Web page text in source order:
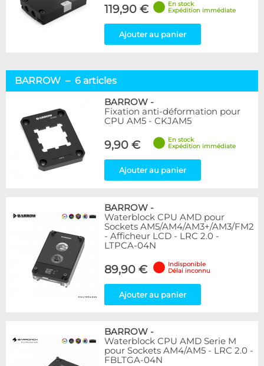
119,90 €
En stock
Expédition immédiate
Ajouter au panier
BARROW – 6 articles
BARROW -
Fixation anti-déformation pour
CPU AM5 - CKJAM5
9,90 €
En stock
Expédition immédiate
Ajouter au panier
BARROW -
Waterblock CPU AMD pour
Sockets AM5/AM4/AM3+/AM3/FM2
- Afficheur LCD - LRC 2.0 -
LTPCA-04N
89,90 €
Indisponible
Délai inconnu
Ajouter au panier
BARROW -
Waterblock CPU AMD Serie M
pour Sockets AM4/AM5 - LRC 2.0 -
FBLTGA-04N